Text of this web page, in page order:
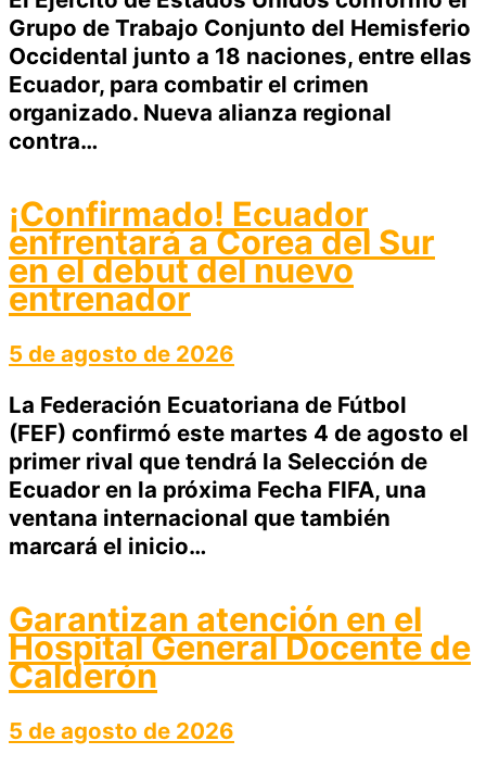
Grupo de Trabajo Conjunto del Hemisferio
Occidental junto a 18 naciones, entre ellas
Ecuador, para combatir el crimen
organizado. Nueva alianza regional
contra…
¡Confirmado! Ecuador
enfrentará a Corea del Sur
en el debut del nuevo
entrenador
5 de agosto de 2026
La Federación Ecuatoriana de Fútbol
(FEF) confirmó este martes 4 de agosto el
primer rival que tendrá la Selección de
Ecuador en la próxima Fecha FIFA, una
ventana internacional que también
marcará el inicio…
Garantizan atención en el
Hospital General Docente de
Calderón
5 de agosto de 2026